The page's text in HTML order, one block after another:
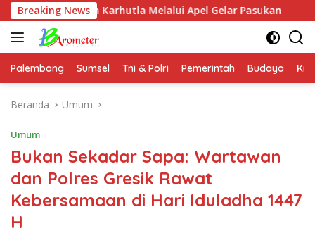
Langsung
ke
konten
Breaking News
Karhutla Melalui Apel Gelar Pasukan BNN RI
Palembang Sumsel Tni & Polri Pemerintah Budaya
Beranda Umum
Umum
Bukan Sekadar Sapa: Wartawan
dan Polres Gresik Rawat
Kebersamaan di Hari Iduladha 1447
H